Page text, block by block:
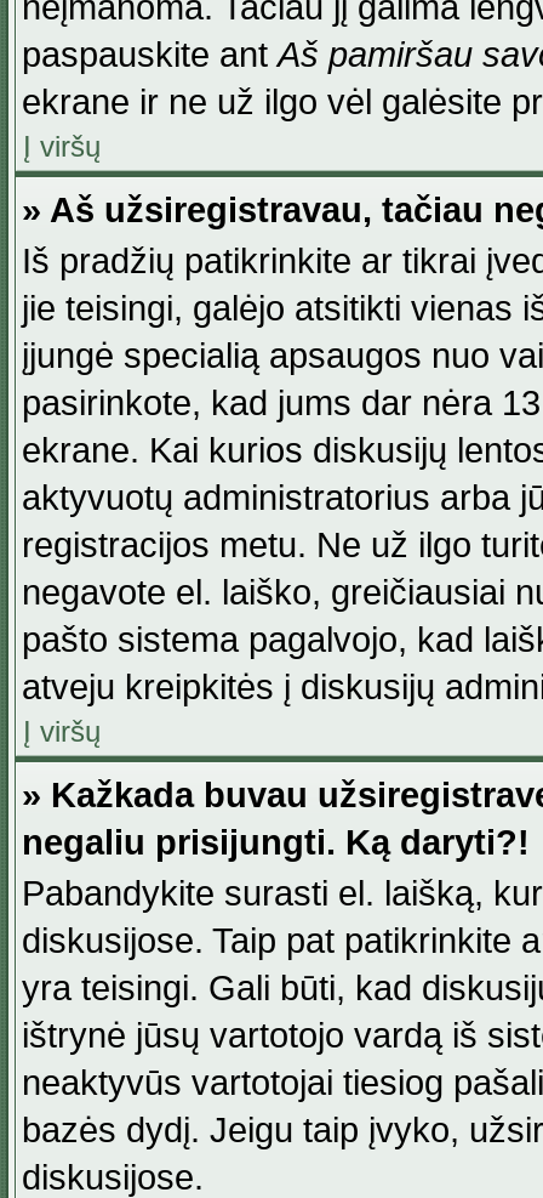
paspauskite antAš pamiršau
ekrane ir ne už ilgo vėl galėsite
Į viršų
» Aš užsiregistravau, tačiau
Iš pradžių patikrinkite ar tikrai
jie teisingi, galėjo atsitikti vienas
įjungė specialią apsaugos nuo
pasirinkote, kad jums dar nėra
ekrane. Kai kurios diskusijų
aktyvuotų administratorius arba
registracijos metu. Ne už ilgo
negavote el. laiško, greičiausiai
pašto sistema pagalvojo, kad
atveju kreipkitės į diskusijų
Į viršų
» Kažkada buvau
negaliu prisijungti. Ką daryti?!
Pabandykite surasti el. laišką,
diskusijose. Taip pat patikrinkite
yra teisingi. Gali būti, kad
ištrynė jūsų vartotojo vardą iš
neaktyvūs vartotojai tiesiog
bazės dydį. Jeigu taip įvyko,
diskusijose.